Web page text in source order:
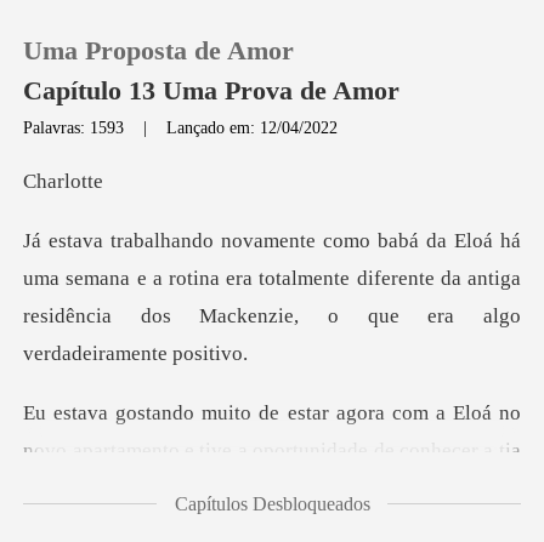
Loja
Histórico
Uma Proposta de Amor
Capítulo 13 Uma Prova de Amor
Palavras: 1593 |Lançado em: 12/04/2022
rlo
mana e a rotina era totalmente diferente da antiga
residênc
novo apartamento e tive a oportunidade de conhecer a
Capítulos Desbloqueados